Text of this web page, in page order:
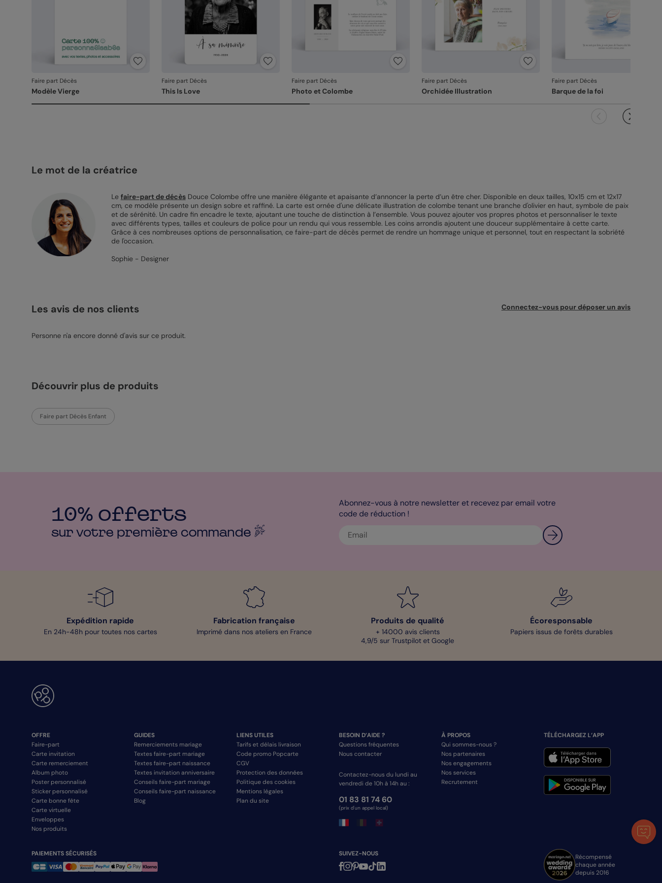
Faire part Décès
Modèle Vierge
Faire part Décès
This Is Love
Faire part Décès
Photo et Colombe
Faire part Décès
Orchidée Illustration
Faire part Décès
Barque de la foi
Le mot de la créatrice
Le faire-part de décèsDouce Colombe offre une manière élégante et apaisante d’annoncer la perte d’un être cher. Disponible en deux tailles, 10x15 cm et 12x17
cm, ce modèle présente un design sobre et raffiné. La carte est ornée d'une délicate illustration de colombe tenant une branche d'olivier en haut, symbole de paix
et de sérénité. Un cadre fin encadre le texte, ajoutant une touche de distinction à l’ensemble. Vous pouvez ajouter vos propres photos et personnaliser le texte
avec différents types, tailles et couleurs de police pour un rendu qui vous ressemble. Les coins arrondis ajoutent une douceur supplémentaire à cette carte.
Grâce à ces nombreuses options de personnalisation, ce faire-part de décès permet de rendre un hommage unique et personnel, tout en respectant la sobriété
de l'occasion.
Sophie - Designer
Les avis de nos clients Connectez-vous pour déposer un avis
Personne n'a encore donné d'avis sur ce produit.
Découvrir plus de produits
Faire part Décès Enfant
10% offerts
sur votre première commande
Abonnez-vous à notre newsletter et recevez par email votre
code de réduction !
Expédition rapide
En 24h-48h pour toutes nos cartes
Fabrication française
Imprimé dans nos ateliers en France
Produits de qualité
+ 14000 avis clients
4,9/5 sur Trustpilot et Google
Écoresponsable
Papiers issus de forêts durables
OFFRE
Faire-part
Carte invitation
Carte remerciement
Album photo
Poster personnalisé
Sticker personnalisé
Carte bonne fête
Carte virtuelle
Enveloppes
Nos produits
GUIDES
Remerciements mariage
Textes faire-part mariage
Textes faire-part naissance
Textes invitation anniversaire
Conseils faire-part mariage
Conseils faire-part naissance
Blog
LIENS UTILES
Tarifs et délais livraison
Code promo Popcarte
CGV
Protection des données
Politique des cookies
Mentions légales
Plan du site
BESOIN D’AIDE ?
Questions fréquentes
Nous contacter
Contactez-nous du lundi au
vendredi de 10h à 14h au :
01 83 81 74 60
(prix d'un appel local)
À PROPOS
Qui sommes-nous ?
Nos partenaires
Nos engagements
Nos services
Recrutement
TÉLÉCHARGEZ L’APP
PAIEMENTS SÉCURISÉS SUIVEZ-NOUS
Récompensé
chaque année
depuis 2016